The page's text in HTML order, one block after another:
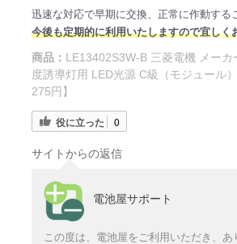
迅速な対応で早期に交換、正常に作動する
今後も定期的に利用いたしますので宜しく
商品： LE13402S3W-B 三菱電機 メーカ
度誘導灯用 LED光源 C級（モジュール
275円】
役に立った 0
サイトからの返信
電池屋サポート
この度は、電池屋をご利用いただき、あ